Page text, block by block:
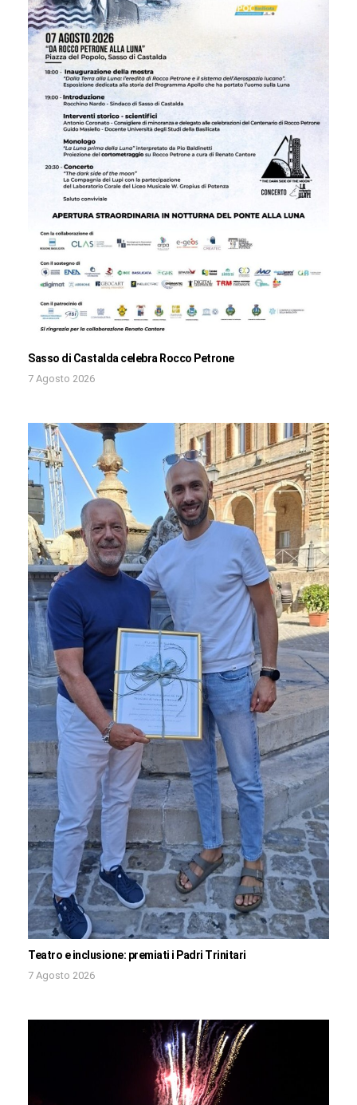
Sasso di Castalda celebra Rocco Petrone
7 Agosto 2026
Teatro e inclusione: premiati i Padri Trinitari
7 Agosto 2026